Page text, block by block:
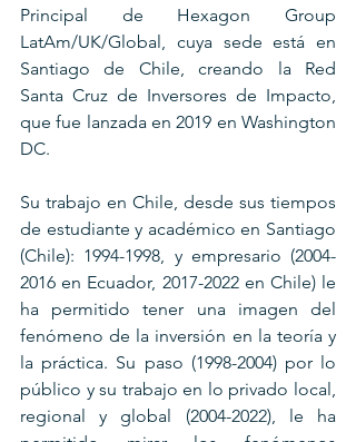
Principal de Hexagon Group
LatAm/UK/Global, cuya sede está en
Santiago de Chile, creando la Red
Santa Cruz de Inversores de Impacto,
que fue lanzada en 2019 en Washington
DC.
Su trabajo en Chile, desde sus tiempos
de estudiante y académico en Santiago
(Chile): 1994-1998, y empresario (2004-
2016 en Ecuador, 2017-2022 en Chile) le
ha permitido tener una imagen del
fenómeno de la inversión en la teoría y
la práctica. Su paso (1998-2004) por lo
público y su trabajo en lo privado local,
regional y global (2004-2022), le ha